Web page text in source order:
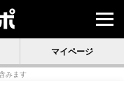
マイページ
みます